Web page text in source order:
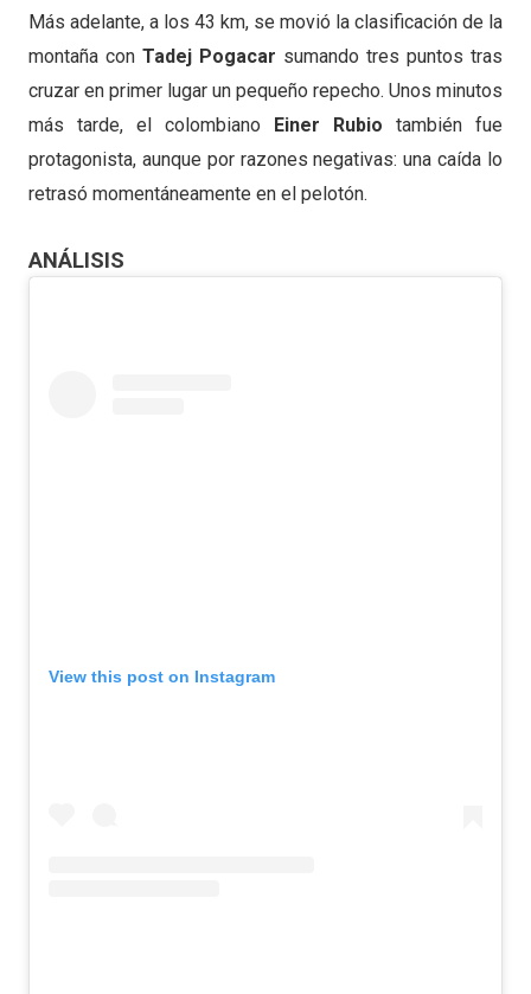
Más adelante, a los 43 km, se movió la clasificación de la
montaña con Tadej Pogacar sumando tres puntos tras
cruzar en primer lugar un pequeño repecho. Unos minutos
más tarde, el colombiano Einer Rubio también fue
protagonista, aunque por razones negativas: una caída lo
retrasó momentáneamente en el pelotón.
ANÁLISIS
View this post on Instagram